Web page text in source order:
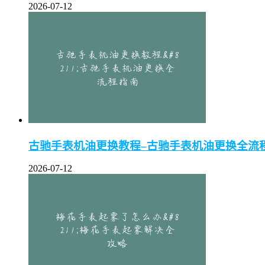
2026-07-12
古驰手表机油更换教程–古驰手表机油更换全流
2026-07-12